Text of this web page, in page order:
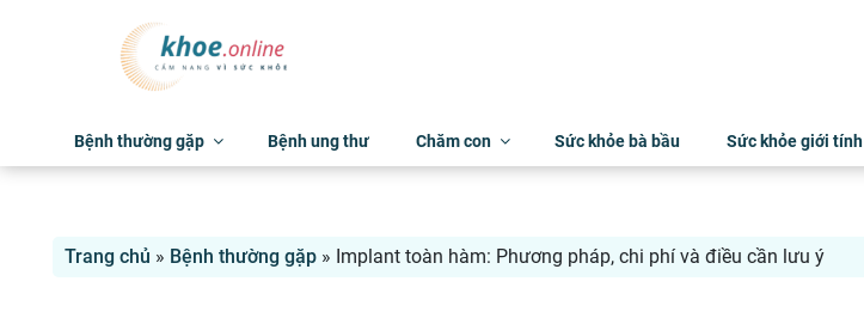
Bệnh thường gặp Bệnh ung thư Chăm con Sức khỏe bà bầu Sức khỏe giới tính
Trang chủ » Bệnh thường gặp » Implant toàn hàm: Phương pháp, chi phí và điều cần lưu ý